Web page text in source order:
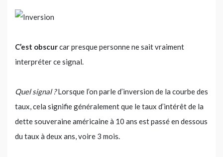
C’est obscurcar presque personne ne sait vraiment
interpréter ce signal.
Quel signal ?Lorsque l’on parle d’inversion de la courbe des
taux, cela signifie généralement que le taux d’intérêt de la
dette souveraine américaine à 10 ans est passé en dessous
du taux à deux ans, voire 3 mois.